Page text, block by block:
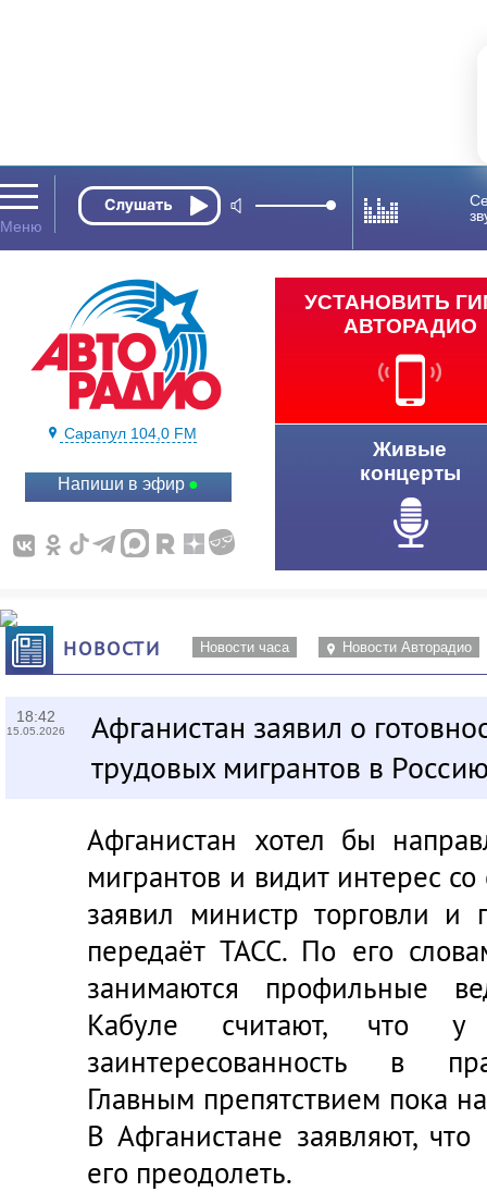
Сарапул 104,0 FM
Напиши в эфир
УСТАНОВИТЬ
АВТОРАДИО
Живые
концерты
НОВОСТИ Новости часа Новости Авторадио
18:42
15.05.2026
Афганистан заявил о
трудовых мигрантов в
Афганистан хотел бы
мигрантов и видит интерес
заявил министр торговли и
передаёт ТАСС. По его
занимаются профильные
Кабуле считают, что
заинтересованность в
Главным препятствием пока
В Афганистане заявляют,
его преодолеть.